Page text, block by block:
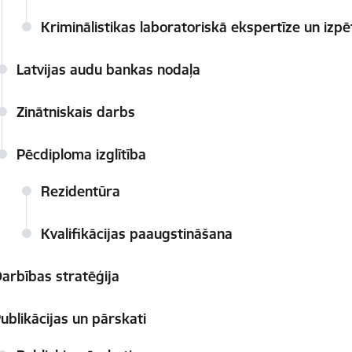
Kriminālistikas laboratoriskā ekspertīze un
Latvijas audu bankas nodaļa
Zinātniskais darbs
Pēcdiploma izglītība
Rezidentūra
Kvalifikācijas paaugstināšana
stratēģija
un pārskati